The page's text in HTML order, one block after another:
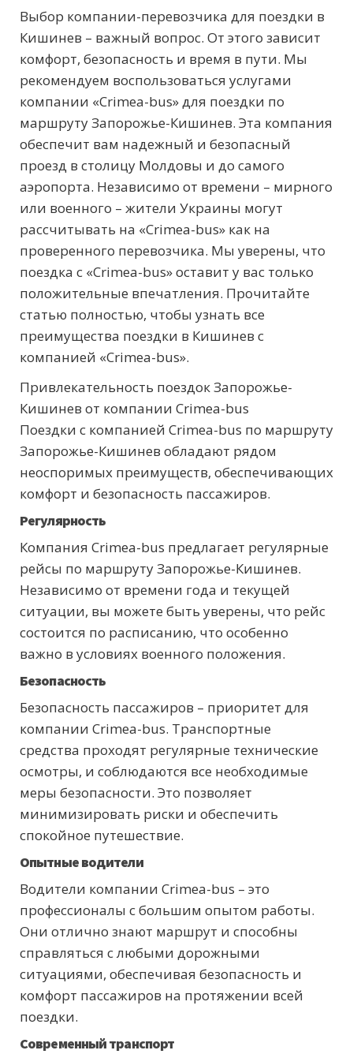
Выбор компании-перевозчика для поездки в
Кишинев – важный вопрос. От этого зависит
комфорт, безопасность и время в пути. Мы
рекомендуем воспользоваться услугами
компании «Crimea-bus» для поездки по
маршруту Запорожье-Кишинев. Эта компания
обеспечит вам надежный и безопасный
проезд в столицу Молдовы и до самого
аэропорта. Независимо от времени – мирного
или военного – жители Украины могут
рассчитывать на «Crimea-bus» как на
проверенного перевозчика. Мы уверены, что
поездка с «Crimea-bus» оставит у вас только
положительные впечатления. Прочитайте
статью полностью, чтобы узнать все
преимущества поездки в Кишинев с
компанией «Crimea-bus».
Привлекательность поездок Запорожье-
Кишинев от компании Crimea-bus
Поездки с компанией Crimea-bus по маршруту
Запорожье-Кишинев обладают рядом
неоспоримых преимуществ, обеспечивающих
комфорт и безопасность пассажиров.
Регулярность
Компания Crimea-bus предлагает регулярные
рейсы по маршруту Запорожье-Кишинев.
Независимо от времени года и текущей
ситуации, вы можете быть уверены, что рейс
состоится по расписанию, что особенно
важно в условиях военного положения.
Безопасность
Безопасность пассажиров – приоритет для
компании Crimea-bus. Транспортные
средства проходят регулярные технические
осмотры, и соблюдаются все необходимые
меры безопасности. Это позволяет
минимизировать риски и обеспечить
спокойное путешествие.
Опытные водители
Водители компании Crimea-bus – это
профессионалы с большим опытом работы.
Они отлично знают маршрут и способны
справляться с любыми дорожными
ситуациями, обеспечивая безопасность и
комфорт пассажиров на протяжении всей
поездки.
Современный транспорт